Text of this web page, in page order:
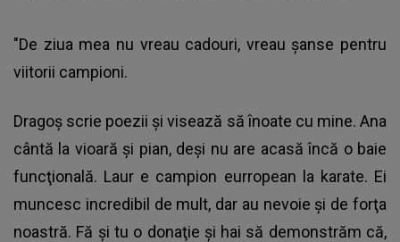
"De ziua mea nu vreau cadouri, vreau şanse pentru
viitorii campioni.
Dragoş scrie poezii şi visează să înoate cu mine. Ana
cântă la vioară şi pian, deşi nu are acasă încă o baie
funcţională. Laur e campion eurropean la karate. Ei
muncesc incredibil de mult, dar au nevoie şi de forţa
noastră. Fă şi tu o donaţie şi hai să demonstrăm că,